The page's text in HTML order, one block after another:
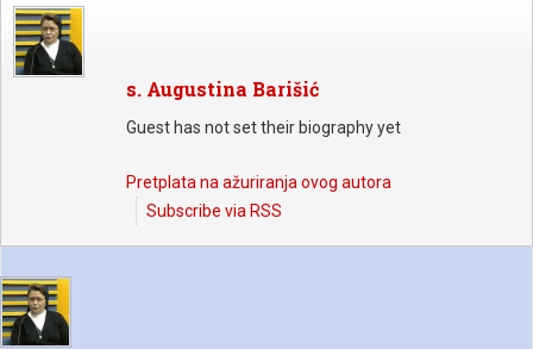
s. Augustina Barišić
Guest has not set their biography yet
Pretplata na ažuriranja ovog autora
Subscribe via RSS